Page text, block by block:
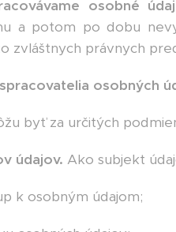
osobné
a potom po dobu
zvláštnych právnych
osobných
byť za určitých
údajov. Ako subjekt
k osobným údajom;